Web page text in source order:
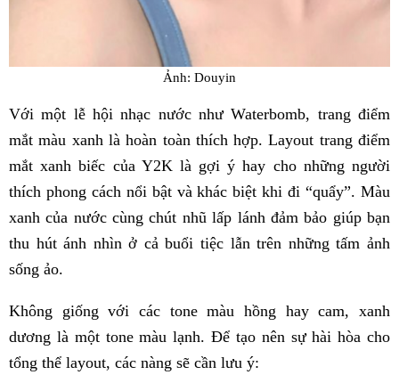
Ảnh: Douyin
Với một lễ hội nhạc nước như Waterbomb, trang điểm
mắt màu xanh là hoàn toàn thích hợp. Layout trang điểm
mắt xanh biếc của Y2K là gợi ý hay cho những người
thích phong cách nổi bật và khác biệt khi đi “quẩy”. Màu
xanh của nước cùng chút nhũ lấp lánh đảm bảo giúp bạn
thu hút ánh nhìn ở cả buổi tiệc lẫn trên những tấm ảnh
sống ảo.
Không giống với các tone màu hồng hay cam, xanh
dương là một tone màu lạnh. Để tạo nên sự hài hòa cho
tổng thể layout, các nàng sẽ cần lưu ý: